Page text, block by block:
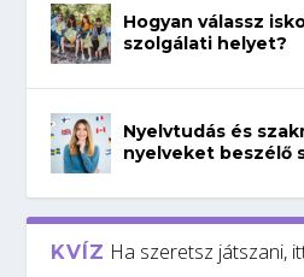
Hogyan válassz
szolgálati helyet?
Nyelvtudás és
nyelveket beszélő
KVÍZ Ha szeretsz játszani,